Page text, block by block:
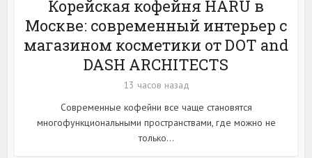
Корейская кофейня HARU в
Москве: современный интерьер с
магазином косметики от DOT and
DASH ARCHITECTS
13 часов назад
Современные кофейни все чаще становятся
многофункциональными пространствами, где можно не
только...